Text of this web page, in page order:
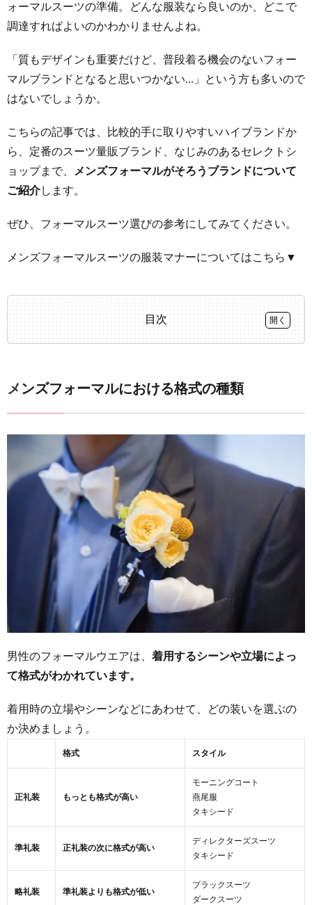
ォーマルスーツの準備。どんな服装なら良いのか、どこで
調達すればよいのかわかりませんよね。
「質もデザインも重要だけど、普段着る機会のないフォー
マルブランドとなると思いつかない…」という方も多いので
はないでしょうか。
こちらの記事では、比較的手に取りやすいハイブランドか
ら、定番のスーツ量販ブランド、なじみのあるセレクトシ
ョップまで、
メンズフォーマルがそろうブランドについて
ご紹介します。
ぜひ、フォーマルスーツ選びの参考にしてみてください。
メンズフォーマルスーツの服装マナーについてはこちら▼
目次
フォー
マルに
おける
2
おしゃ
れなメ
ンドお
ハイブ
ランド
入門系
｜大人
ーマル
シーン
に間違
【ポー
ス】信
ブラン
メンズフォーマルにおける格式の種類
男性のフォーマルウエアは、 着用するシーンや立場によっ
て格式がわかれています。
着用時の立場やシーンなどにあわせて、どの装いを選ぶの
か決めましょう。
格式 スタイル
正礼装 もっとも格式が高い
モーニングコート
燕尾服
タキシード
準礼装 正礼装の次に格式が高い
ディレクターズスーツ
タキシード
略礼装 準礼装よりも格式が低い
ブラックスーツ
ダークスーツ